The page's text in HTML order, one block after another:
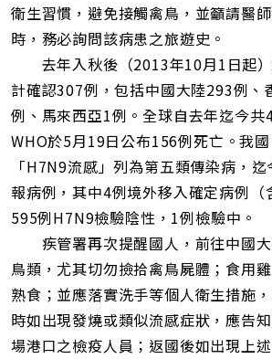
衛生習慣，避免接觸禽鳥，並籲請醫
時，務必詢問該病患之旅遊史。
去年入秋後（2013年10月1日起）
計確認307例，包括中國大陸293例、
例、馬來西亞1例。全球自去年迄今共
WHO於5月19日公布156例死亡。我
「H7N9流感」列為第五類傳染病，
報病例，其中4例境外移入確定病例（
595例H7N9檢驗陰性，1例檢驗中。
疾管署再次提醒國人，前往中國大
鳥類，尤其切勿撿拾禽鳥屍體；食用
熟食；並應落實洗手等個人衛生措施
時如出現發燒或類似流感症狀，應告
場港口之檢疫人員；返國後如出現上